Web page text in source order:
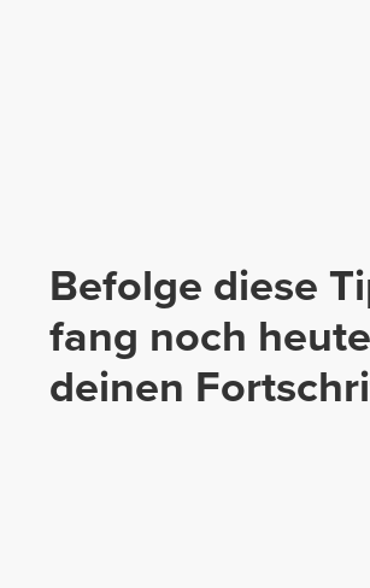
Befolge diese
fang noch
deinen